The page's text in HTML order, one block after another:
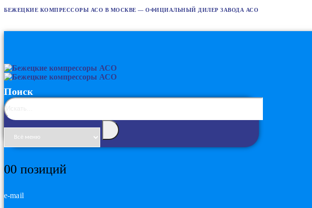
БЕЖЕЦКИЕ КОМПРЕССОРЫ АСО В МОСКВЕ — ОФИЦИАЛЬНЫЙ ДИЛЕР ЗАВОДА АСО
Поиск
00 позиций
e-mail